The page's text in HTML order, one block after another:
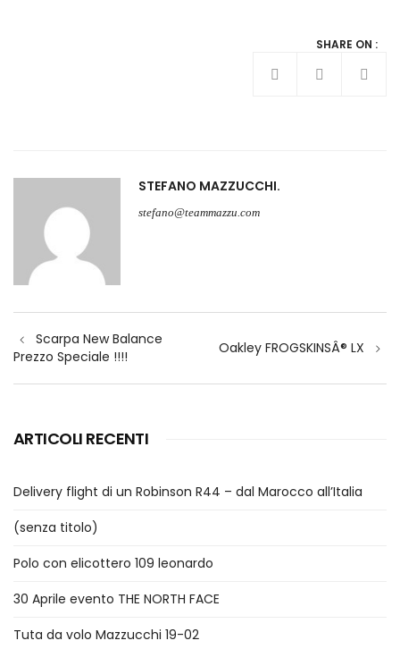
SHARE ON :
STEFANO MAZZUCCHI
stefano@teammazzu.com
articoli
Scarpa New Balance
Prezzo Speciale !!!!
Oakley FROGSKINSÂ® LX
ARTICOLI RECENTI
Delivery flight di un Robinson R44 – dal Marocco all’Italia
(senza titolo)
Polo con elicottero 109 leonardo
30 Aprile evento THE NORTH FACE
Tuta da volo Mazzucchi 19-02